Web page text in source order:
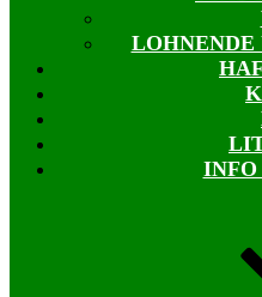
LOHNENDE
INFO